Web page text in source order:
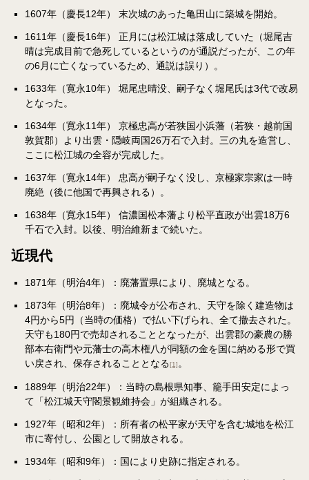
1607年（慶長12年） 末次城のあった亀田山に築城を開始。
1611年（慶長16年） 正月には松江城は落成していた（堀尾吉
晴は完成目前で急死しているというのが通説だったが、この年
の6月に亡くなっているため、通説は誤り）。
1633年（寛永10年） 堀尾忠晴没、嗣子なく堀尾氏は3代で改易
となった。
1634年（寛永11年） 京極忠高が若狭国小浜藩（若狭・越前国
敦賀郡）より出雲・隠岐両国26万石で入封。三の丸を造営し、
ここに松江城の全容が完成した。
1637年（寛永14年） 忠高が嗣子なく没し、京極家宗家は一時
廃絶（後に他国で再興される）。
1638年（寛永15年） 信濃国松本藩より松平直政が出雲18万6
千石で入封。以後、明治維新まで続いた。
近現代
1871年（明治4年）：廃藩置県により、廃城となる。
1873年（明治8年）：廃城令が公布され、天守を除く建造物は
4円から5円（当時の価格）で払い下げられ、全て撤去された。
天守も180円で売却されることとなったが、出雲郡の豪農の勝
部本右衛門や元藩士の高木権八が同額の金を国に納める形で買
い戻され、保存されることとなる[1] 。
1889年（明治22年）：当時の島根県知事、籠手田安定によっ
て「松江城天守閣景観維持会」が組織される。
1927年（昭和2年）：所有者の松平家が天守を含む城地を松江
市に寄付し、公園として開放される。
1934年（昭和9年）：国により史跡に指定される。